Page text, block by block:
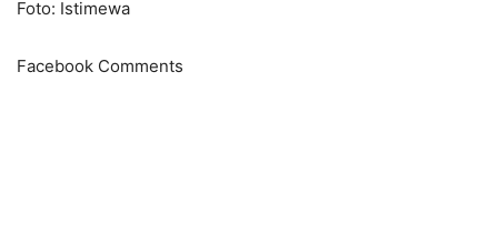
Foto: Istimewa
Facebook Comments